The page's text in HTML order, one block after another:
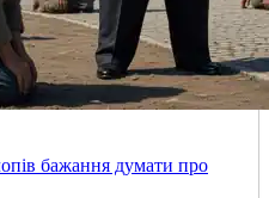
бажання думати про